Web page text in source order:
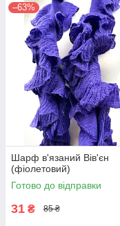
–63%
Шарф в'язаний Вів'єн
(фіолетовий)
Готово до відправки
31 ₴ 85 ₴